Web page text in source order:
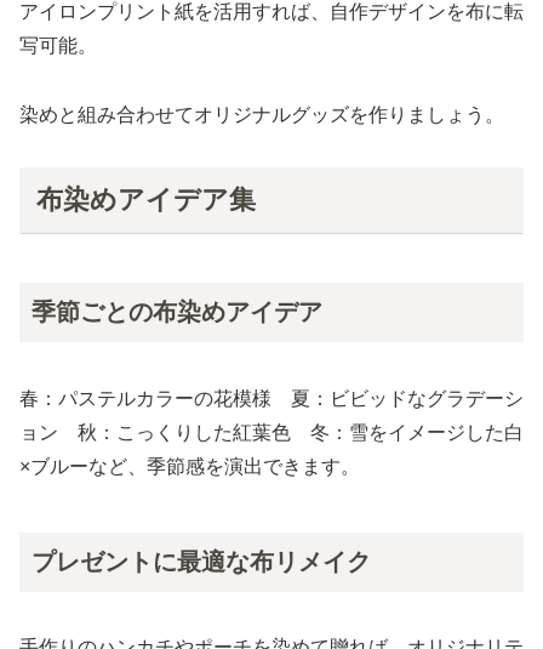
アイロンプリント紙を活用すれば、自作デザインを布に転
写可能。
染めと組み合わせてオリジナルグッズを作りましょう。
布染めアイデア集
季節ごとの布染めアイデア
春：パステルカラーの花模様 夏：ビビッドなグラデーシ
ョン 秋：こっくりした紅葉色 冬：雪をイメージした白
×ブルーなど、季節感を演出できます。
プレゼントに最適な布リメイク